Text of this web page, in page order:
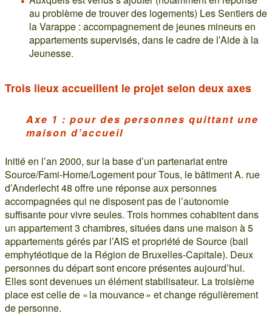
au problème de trouver des logements) Les Sentiers de
la Varappe : accompagnement de jeunes mineurs en
appartements supervisés, dans le cadre de l’Aide à la
Jeunesse.
Trois lieux accueillent le projet selon deux axes
Axe 1 : pour des personnes quittant une
maison d’accueil
Initié en l’an 2000, sur la base d’un partenariat entre
Source/Fami-Home/Logement pour Tous, le bâtiment A. rue
d’Anderlecht 48 offre une réponse aux personnes
accompagnées qui ne disposent pas de l’autonomie
suffisante pour vivre seules. Trois hommes cohabitent dans
un appartement 3 chambres, situées dans une maison à 5
appartements gérés par l’AIS et propriété de Source (bail
emphytéotique de la Région de Bruxelles-Capitale). Deux
personnes du départ sont encore présentes aujourd’hui.
Elles sont devenues un élément stabilisateur. La troisième
place est celle de « la mouvance » et change régulièrement
de personne.